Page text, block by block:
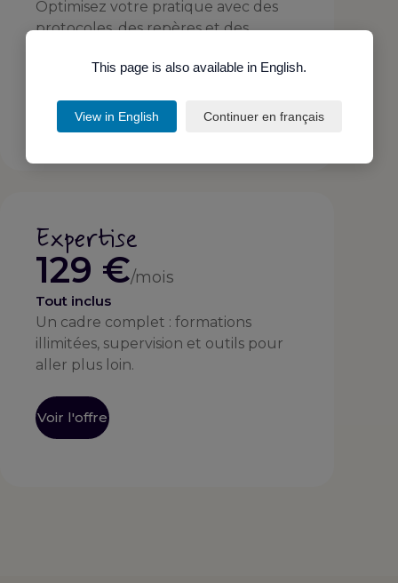
Optimisez votre pratique avec des
protocoles, des repères et des
Voir l'offre
Expertise
129 €/mois
Tout inclus
Un cadre complet : formations
illimitées, supervision et outils pour
aller plus loin.
Voir l'offre
This page is also available in English.
View in English Continuer en français